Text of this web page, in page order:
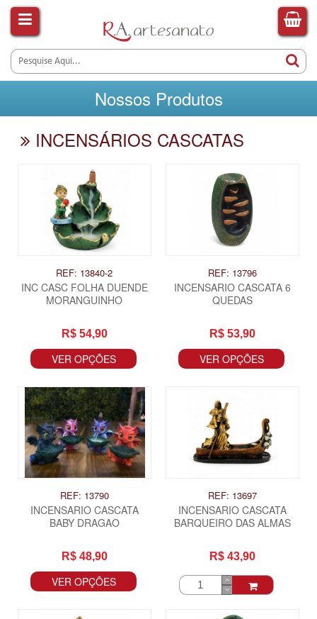
Nossos Produtos
INCENSÁRIOS CASCATAS
REF: 13840-2
INC CASC FOLHA DUENDE
MORANGUINHO
R$ 54,90
VER OPÇÕES
REF: 13796
INCENSARIO CASCATA 6
QUEDAS
R$ 53,90
VER OPÇÕES
REF: 13790
INCENSARIO CASCATA
BABY DRAGAO
R$ 48,90
VER OPÇÕES
REF: 13697
INCENSARIO CASCATA
BARQUEIRO DAS ALMAS
R$ 43,90